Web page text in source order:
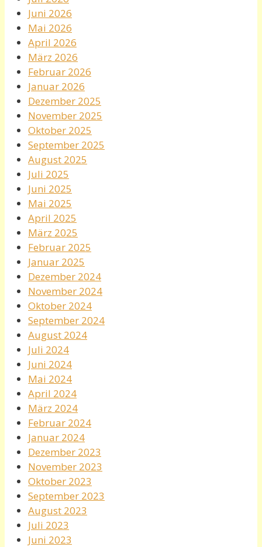
Juni 2026
Mai 2026
April 2026
März 2026
Februar 2026
Januar 2026
Dezember 2025
November 2025
Oktober 2025
September 2025
August 2025
Juli 2025
Juni 2025
Mai 2025
April 2025
März 2025
Februar 2025
Januar 2025
Dezember 2024
November 2024
Oktober 2024
September 2024
August 2024
Juli 2024
Juni 2024
Mai 2024
April 2024
März 2024
Februar 2024
Januar 2024
Dezember 2023
November 2023
Oktober 2023
September 2023
August 2023
Juli 2023
Juni 2023